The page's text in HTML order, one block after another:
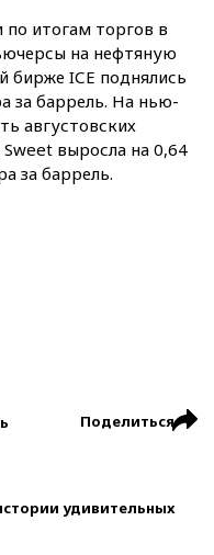
итогам торгов в
на нефтяную
бирже IСE поднялись
за баррель. На нью-
августовских
выросла на 0,64
за баррель.
Поделиться
удивительных